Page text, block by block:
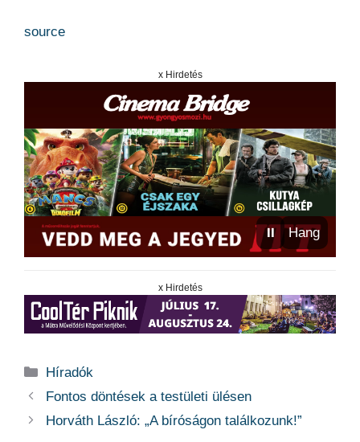
source
x Hirdetés
⏸ Hang
x Hirdetés
Kategória
Híradók
Fontos döntések a testületi ülésen
Horváth László: „A bíróságon találkozunk!”